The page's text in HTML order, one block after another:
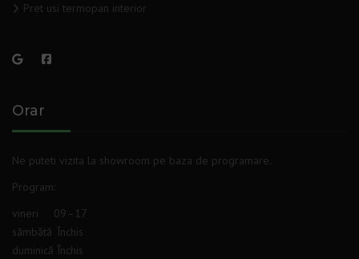
Pret usi termopan interior
Orar
Ne puteti vizita la showroom pe baza de programare.
Program:
vineri
09–17
sâmbătă Închis
duminică Închis